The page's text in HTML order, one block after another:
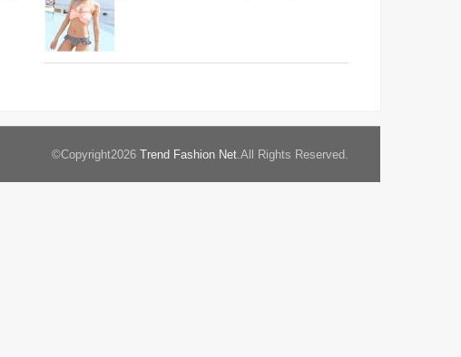
©Copyright2026 Trend Fashion Net .All Rights Reserved.